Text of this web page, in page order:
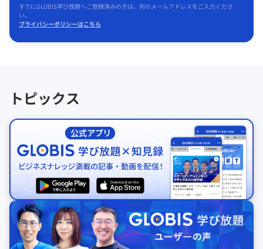
すでにGLOBIS学び放題へご登録済みの方は、別のメールアドレスをご入力くださ
い。
プライバシーポリシーはこちら
トピックス